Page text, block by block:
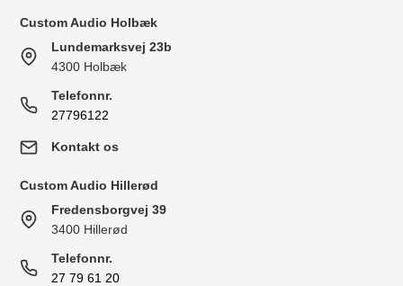
Custom Audio Holbæk
Lundemarksvej 23b
4300 Holbæk
Telefonnr.
27796122
Kontakt os
Custom Audio Hillerød
Fredensborgvej 39
3400 Hillerød
Telefonnr.
27 79 61 20